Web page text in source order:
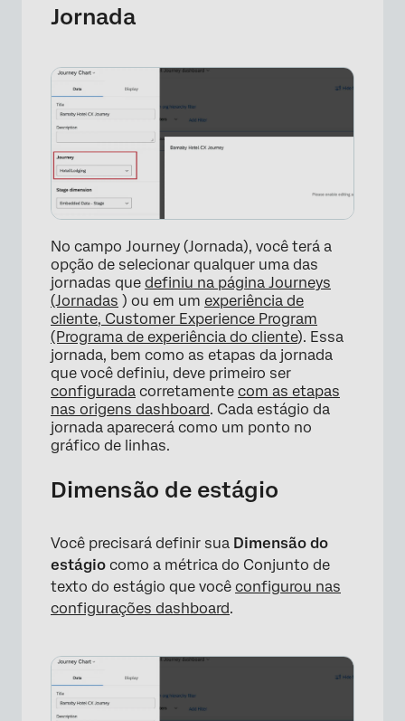
Jornada
No campo Journey (Jornada), você terá a
opção de selecionar qualquer uma das
jornadas que definiu na página Journeys
(Jornadas ) ou em um experiência de
cliente, Customer Experience Program
(Programa de experiência do cliente). Essa
jornada, bem como as etapas da jornada
que você definiu, deve primeiro ser
configurada corretamente com as etapas
nas origens dashboard. Cada estágio da
jornada aparecerá como um ponto no
gráfico de linhas.
Dimensão de estágio
Você precisará definir sua Dimensão do
estágio como a métrica do Conjunto de
texto do estágio que você configurou nas
configurações dashboard.